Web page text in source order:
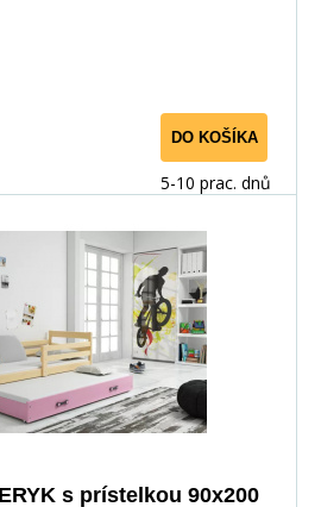
DO KOŠÍKA
5-10 prac. dnů
s prístelkou 90x200